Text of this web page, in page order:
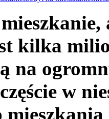
kilka
na
w